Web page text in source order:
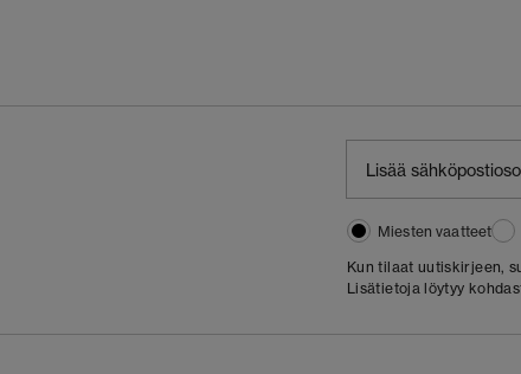
Miesten vaatteet
Kun tilaat uutiskirjeen,
Lisätietoja löytyy